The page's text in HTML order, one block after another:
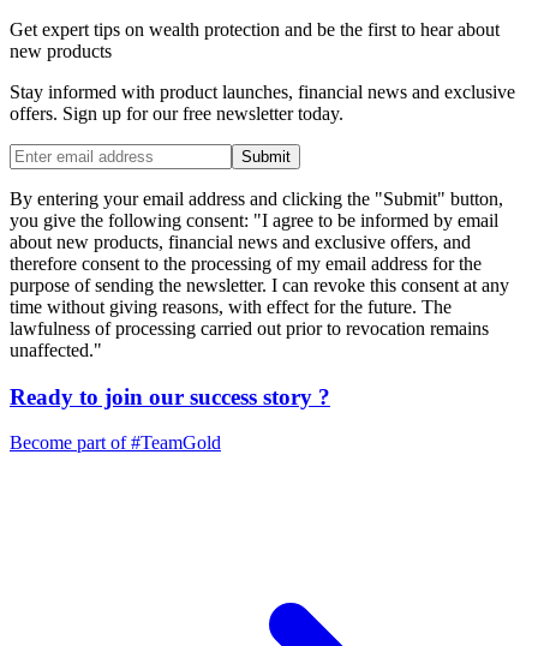
Get expert tips on wealth protection and be the first to hear about
new products
Stay informed with product launches, financial news and exclusive
offers. Sign up for our free newsletter today.
Submit
By entering your email address and clicking the "Submit" button,
you give the following consent: "I agree to be informed by email
about new products, financial news and exclusive offers, and
therefore consent to the processing of my email address for the
purpose of sending the newsletter. I can revoke this consent at any
time without giving reasons, with effect for the future. The
lawfulness of processing carried out prior to revocation remains
unaffected."
Ready to join our success story ?
Become part of#TeamGold